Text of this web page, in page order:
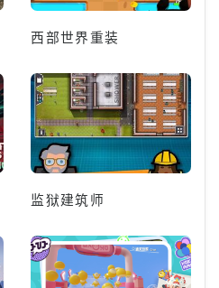
西部世界重装
监狱建筑师